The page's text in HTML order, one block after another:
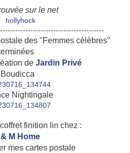
sur le net
des "Femmes célèbres"
de Jardin Privé
Boudicca
Nightingale
finition lin chez :
& M Home
mes cartes postale